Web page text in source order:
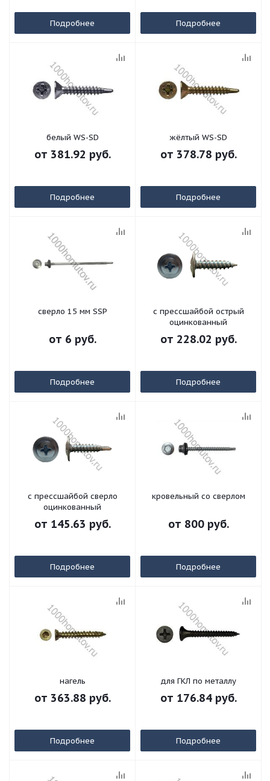
Подробнее Подробнее
белый WS-SD
от 381.92 руб.
Подробнее
жёлтый WS-SD
от 378.78 руб.
Подробнее
сверло 15 мм SSP
от 6 руб.
Подробнее
с прессшайбой острый
оцинкованный
от 228.02 руб.
Подробнее
с прессшайбой сверло
оцинкованный
от 145.63 руб.
Подробнее
кровельный со сверлом
от 800 руб.
Подробнее
нагель
от 363.88 руб.
Подробнее
для ГКЛ по металлу
от 176.84 руб.
Подробнее